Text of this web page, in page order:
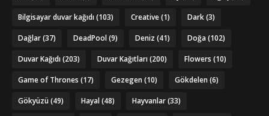
Bilgisayar duvar kağıdı(103) Creative(1) Dark(3)
Dağlar(37) DeadPool(9) Deniz (41) Doğa(102)
Duvar Kağıdı(203) Duvar Kağıtları(200) Flowers (10)
Game of Thrones (17) Gezegen(10) Gökdelen(6)
Gökyüzü(49) Hayal(48) Hayvanlar(33)